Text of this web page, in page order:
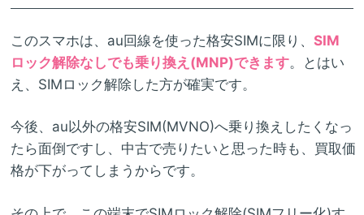
このスマホは、au回線を使った格安SIMに限り、 SIM
ロック解除なしでも乗り換え(MNP)できます。とはい
え、SIMロック解除した方が確実です。
今後、au以外の格安SIM(MVNO)へ乗り換えしたくなっ
たら面倒ですし、中古で売りたいと思った時も、買取価
格が下がってしまうからです。